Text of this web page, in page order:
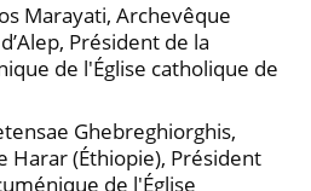
Marayati, Archevêque
Président de la
de l'Église catholique de
Ghebreghiorghis,
Harar (Éthiopie), Président
de l'Église